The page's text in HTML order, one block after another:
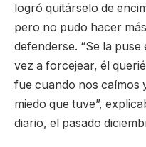
logró quitárselo de
pero no pudo hacer
defenderse. “Se la
vez a forcejear, él
fue cuando nos caímos
miedo que tuve”,
diario, el pasado